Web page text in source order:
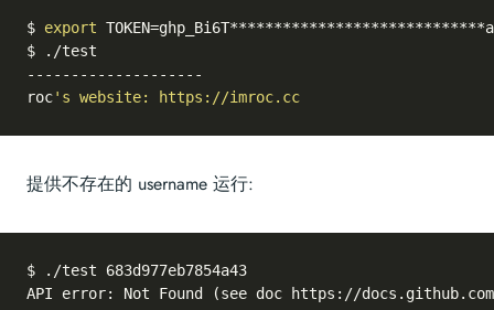
$ export
$ ./test
--------------------
roc
提供不存在的 username 运行:
$ ./test 683d977eb7854a43
API error: Not Found (see doc https://